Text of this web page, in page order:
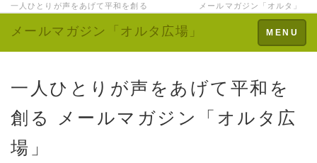
一人ひとりが声をあげて平和を創る メールマガジン「オルタ」
Toggle
navigation
MENU
メールマガジン「オルタ広場」
一人ひとりが声をあげて平和を
創る メールマガジン「オルタ広
場」